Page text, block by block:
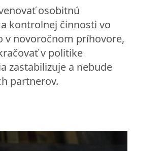
osobitnú
kontrolnej činnosti vo
v novoročnom príhovore,
v politike
zastabilizuje a nebude
partnerov.